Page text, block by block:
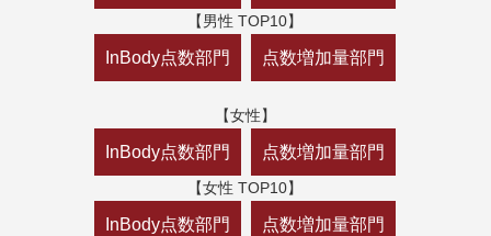
【男性 TOP10】
InBody点数部門 点数増加量部門
【女性】
InBody点数部門 点数増加量部門
【女性 TOP10】
InBody点数部門 点数増加量部門